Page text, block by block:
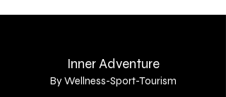
Inner Adventure
By Wellness-Sport-Tourism